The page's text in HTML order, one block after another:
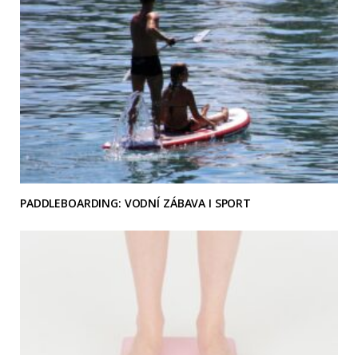
PADDLEBOARDING: VODNÍ ZÁBAVA I SPORT